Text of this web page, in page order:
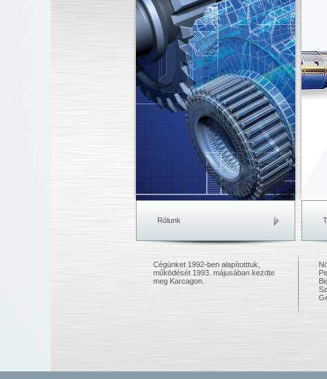
Cégünket 1992-ben alapítotttuk,
működését 1993. májusában kezdte
meg Karcagon.
Rólunk